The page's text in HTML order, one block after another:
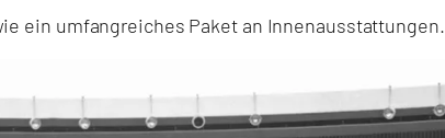
ein umfangreiches Paket an Innenausstattungen.